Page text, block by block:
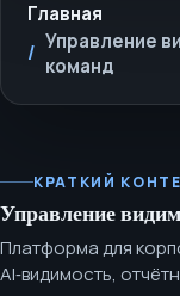
Главная
Управление
команд
КРАТКИЙ
Управление
Платформа для
AI‑видимость,